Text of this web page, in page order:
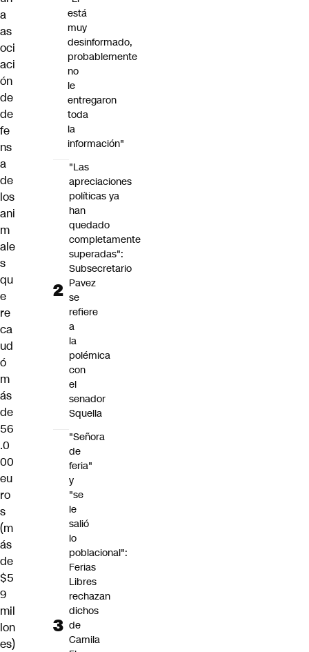
a
as
oci
aci
ón
de
de
fe
ns
a
de
los
ani
m
ale
s
qu
e
re
ca
ud
ó
m
ás
de
56
.0
00
eu
ro
s
(m
ás
de
$5
9
mil
lon
es)
está
muy
desinformado,
probablemente
no
le
entregaron
toda
la
información"
"Las
apreciaciones
políticas ya
han
quedado
completamente
superadas":
Subsecretario
Pavez
se
refiere
a
la
polémica
con
el
senador
Squella
"Señora
de
feria"
y
"se
le
salió
lo
poblacional":
Ferias
Libres
rechazan
dichos
de
Camila